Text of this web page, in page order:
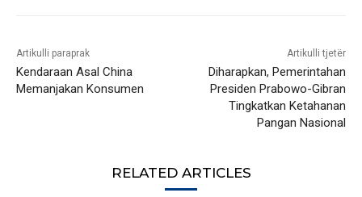
Artikulli paraprak
Kendaraan Asal China
Memanjakan Konsumen
Artikulli tjetër
Diharapkan, Pemerintahan
Presiden Prabowo-Gibran
Tingkatkan Ketahanan
Pangan Nasional
RELATED ARTICLES